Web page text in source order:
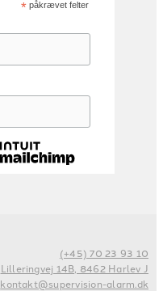
*påkrævet felter
(+45) 70 23 93 10
Lilleringvej 14B, 8462 Harlev J
kontakt@supervision-alarm.dk